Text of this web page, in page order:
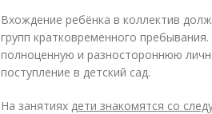
Вхождение ребёнка в коллектив
групп кратковременного
полноценную и разностороннюю
поступление в детский сад.
На занятиях дети знакомятся со